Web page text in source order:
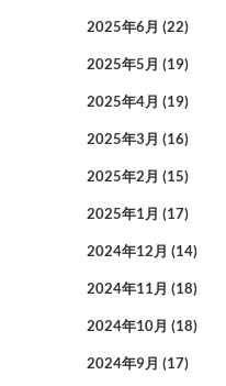
2025年6月 (22)
2025年5月 (19)
2025年4月 (19)
2025年3月 (16)
2025年2月 (15)
2025年1月 (17)
2024年12月 (14)
2024年11月 (18)
2024年10月 (18)
2024年9月 (17)